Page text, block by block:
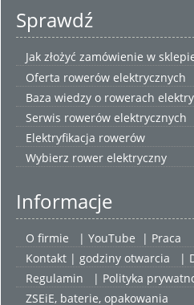
Sprawdź
Jak złożyć zamówienie w
Oferta rowerów elektrycznych
Baza wiedzy o rowerach
Serwis rowerów elektrycznych
Elektryfikacja rowerów
Wybierz rower elektryczny
Informacje
O firmie | YouTube | Praca
Kontakt | godziny otwarcia
|
Regulamin
| Polityka
ZSEiE, baterie, opakowania